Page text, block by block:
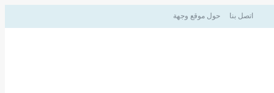
حول موقع وجهة اتصل بنا